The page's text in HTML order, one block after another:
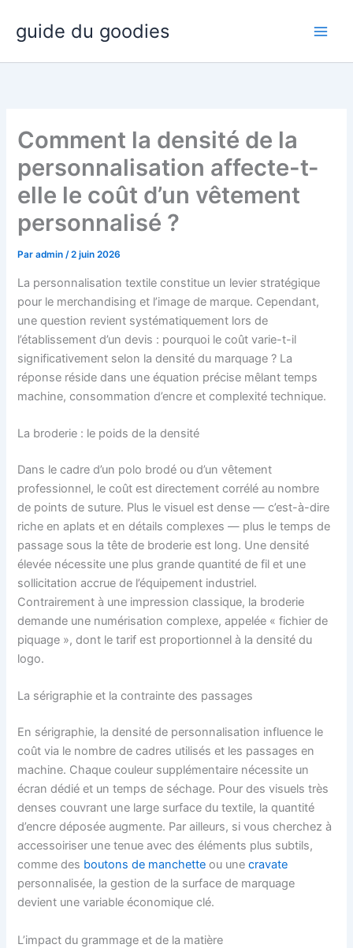
contenu
guide du goodies
Comment la densité de la
personnalisation affecte-t-
elle le coût d’un vêtement
personnalisé ?
Paradmin/2 juin 2026
La personnalisation textile constitue un levier stratégique
pour le merchandising et l’image de marque. Cependant,
une question revient systématiquement lors de
l’établissement d’un devis : pourquoi le coût varie-t-il
significativement selon la densité du marquage ? La
réponse réside dans une équation précise mêlant temps
machine, consommation d’encre et complexité technique.
La broderie : le poids de la densité
Dans le cadre d’un polo brodé ou d’un vêtement
professionnel, le coût est directement corrélé au nombre
de points de suture. Plus le visuel est dense — c’est-à-dire
riche en aplats et en détails complexes — plus le temps de
passage sous la tête de broderie est long. Une densité
élevée nécessite une plus grande quantité de fil et une
sollicitation accrue de l’équipement industriel.
Contrairement à une impression classique, la broderie
demande une numérisation complexe, appelée « fichier de
piquage », dont le tarif est proportionnel à la densité du
logo.
La sérigraphie et la contrainte des passages
En sérigraphie, la densité de personnalisation influence le
coût via le nombre de cadres utilisés et les passages en
machine. Chaque couleur supplémentaire nécessite un
écran dédié et un temps de séchage. Pour des visuels très
denses couvrant une large surface du textile, la quantité
d’encre déposée augmente. Par ailleurs, si vous cherchez à
accessoiriser une tenue avec des éléments plus subtils,
comme des boutons de manchette ou unecravate
personnalisée, la gestion de la surface de marquage
devient une variable économique clé.
L’impact du grammage et de la matière